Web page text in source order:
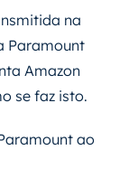
na
Paramount
Amazon
se faz isto.
ao